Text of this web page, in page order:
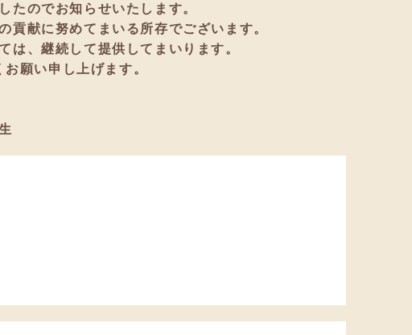
たのでお知らせいたします。
献に努めてまいる所存でございます。
は、継続して提供してまいります。
願い申し上げます。